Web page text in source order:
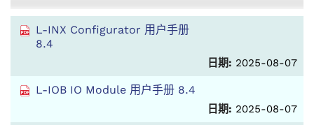
L-INX Configurator 用户手册
8.4
日期: 2025-08-07
L-IOB IO Module 用户手册 8.4
日期: 2025-08-07